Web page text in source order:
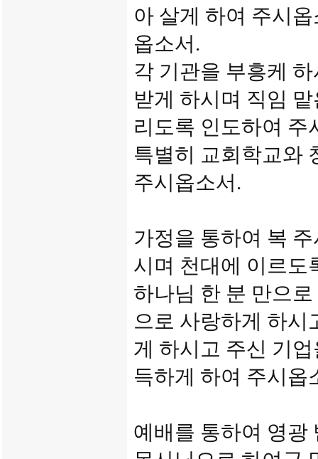
아 살게 하여 주시
옵소서.
각 기관을 부흥케
받게 하시며 직임
리도록 인도하여 주
특별히 교회학교와
주시옵소서.
가정을 통하여 복
시며 천대에 이르도
하나님 한 분 만으
으로 사랑하게 하시
게 하시고 주신 기
득하게 하여 주시옵
예배를 통하여 영광